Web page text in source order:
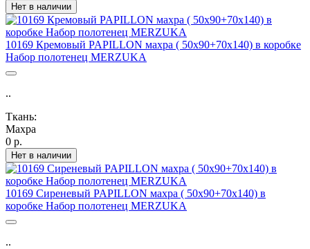
Нет в наличии
10169 Кремовый PAPILLON махра ( 50х90+70х140) в коробке
Набор полотенец MERZUKA
..
Ткань:
Махра
0 р.
Нет в наличии
10169 Сиреневый PAPILLON махра ( 50х90+70х140) в
коробке Набор полотенец MERZUKA
..